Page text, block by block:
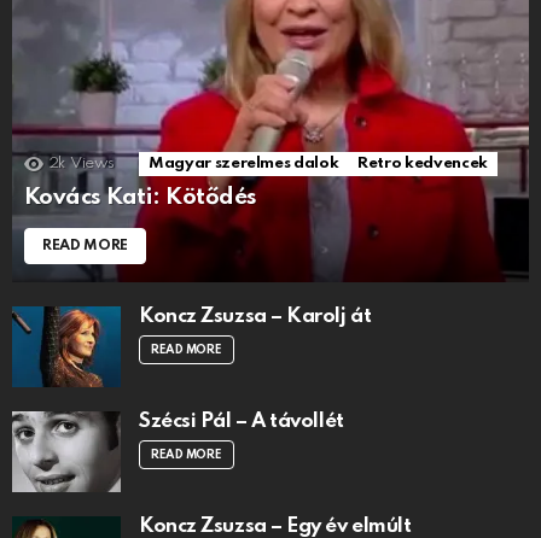
2k Views Magyar szerelmes dalok Retro kedvencek
Kovács Kati: Kötődés
READ MORE
Koncz Zsuzsa – Karolj át
READ MORE
Szécsi Pál – A távollét
READ MORE
Koncz Zsuzsa – Egy év elmúlt